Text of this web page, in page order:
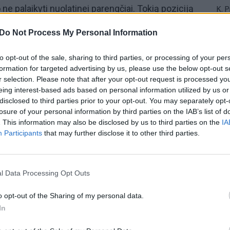
Do Not Process My Personal Information
opt-out of the sale, sharing to third parties, or processing of your
for targeted advertising by us, please use the below opt-out
selection. Please note that after your opt-out request is processed
interest-based ads based on personal information utilized by us
to third parties prior to your opt-out. You may separately
of your personal information by third parties on the IAB’s list of
This information may also be disclosed by us to third parties on the
Participants that may further disclose it to other third parties.
Data Processing Opt Outs
opt-out of the Sharing of my personal data.
palaikyti nuolatinei parengčiai. Tokią poziciją
savaitę buvusio Jungtinių Amerikos
Beno Hodgeso išsakytas pastabas dėl
savaitę Lietuvoje lankęsis atsargos generolas
100 tūkst. parengtojo rezervo karių, jų aktyviai
Laidą „Nauja diena“žiūrėkite kiekvieną darbo
televiziją ir platformoje tv.lrytas.lt
karinis rezervas Lietuvos kariuomenė
K.